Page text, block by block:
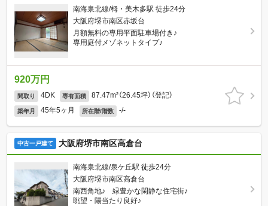
南海泉北線/栂・美木多駅 徒歩24分
大阪府堺市南区赤坂台
月額無料の専用平面駐車場付き♪
専用庭付メゾネットタイプ♪
920万円
間取り 4DK 専有面積 87.47m²（26.45坪）（登記）
築年月 45年5ヶ月 所在階/階数 -/-
中古一戸建て 大阪府堺市南区高倉台
南海泉北線/泉ケ丘駅 徒歩24分
大阪府堺市南区高倉台
南西角地♪ 緑豊かな閑静な住宅街♪
眺望・陽当たり良好♪